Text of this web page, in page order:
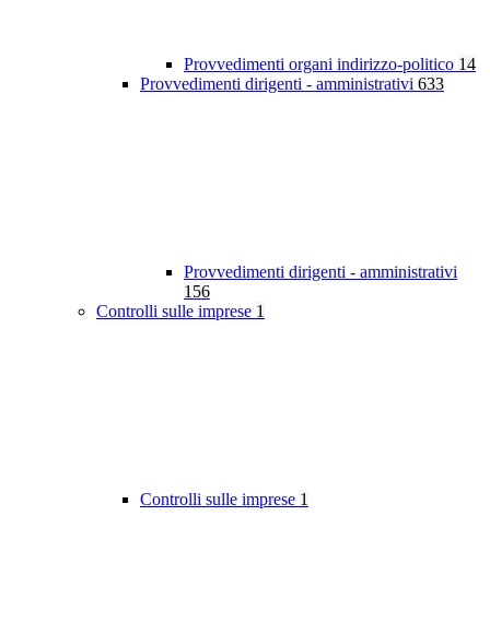
Provvedimenti organi indirizzo-politico 14
Provvedimenti dirigenti - amministrativi 633
Provvedimenti dirigenti - amministrativi
156
Controlli sulle imprese 1
Controlli sulle imprese 1